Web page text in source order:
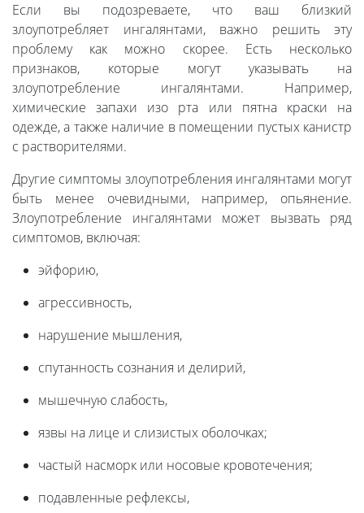
Если вы подозреваете, что ваш близкий
злоупотребляет ингалянтами, важно решить эту
проблему как можно скорее. Есть несколько
признаков, которые могут указывать на
злоупотребление ингалянтами. Например,
химические запахи изо рта или пятна краски на
одежде, а также наличие в помещении пустых канистр
с растворителями.
Другие симптомы злоупотребления ингалянтами могут
быть менее очевидными, например, опьянение.
Злоупотребление ингалянтами может вызвать ряд
симптомов, включая:
эйфорию,
агрессивность,
нарушение мышления,
спутанность сознания и делирий,
мышечную слабость,
язвы на лице и слизистых оболочках;
частый насморк или носовые кровотечения;
подавленные рефлексы,